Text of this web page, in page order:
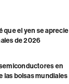
que el yen se aprecie
de 2026
en
las bolsas mundiales